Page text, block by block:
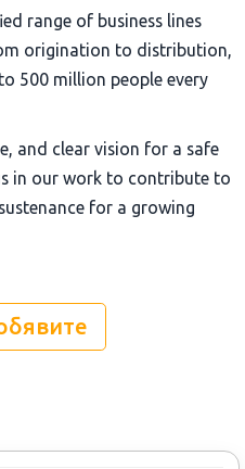
range of business lines
origination to distribution,
500 million people every
and clear vision for a safe
in our work to contribute to
for a growing